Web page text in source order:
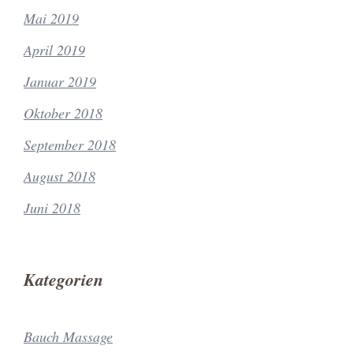
Mai 2019
April 2019
Januar 2019
Oktober 2018
September 2018
August 2018
Juni 2018
Kategorien
Bauch Massage